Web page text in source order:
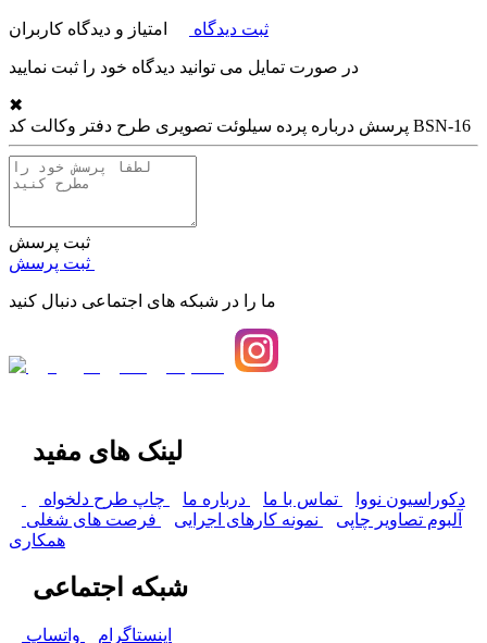
ثبت دیدگاه امتیاز و دیدگاه کاربران
در صورت تمایل می توانید دیدگاه خود را ثبت نمایید
✖
پرسش درباره پرده سیلوئت تصویری طرح دفتر وکالت کد BSN-16
ثبت پرسش
ما را در شبکه های اجتماعی دنبال کنید
لینک های مفید
دکوراسیون نووا تماس با ما درباره ما
چاپ طرح دلخواه
آلبوم تصاویر چاپی
نمونه کارهای اجرایی
فرصت های شغلی
همکاری
شبکه اجتماعی
اینستاگرام واتساپ